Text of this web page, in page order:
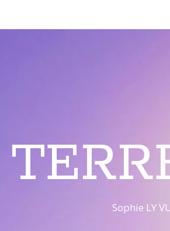
Sophie LY